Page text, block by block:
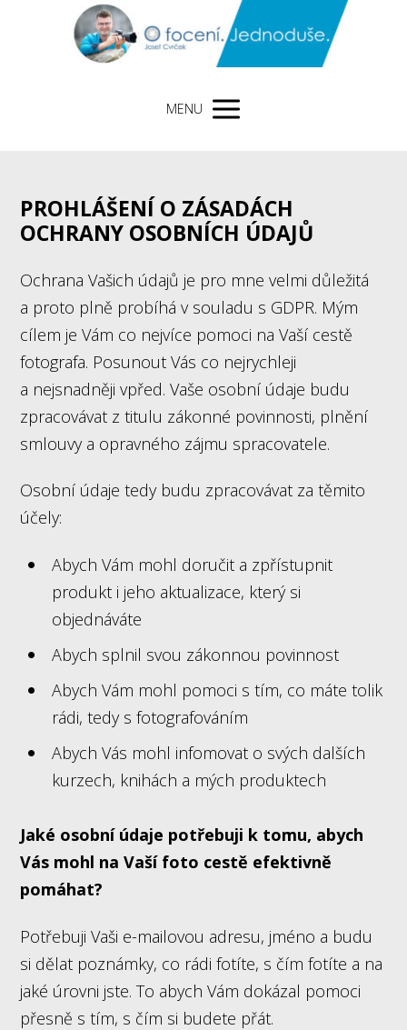
MENU
PROHLÁŠENÍ O ZÁSADÁCH
OCHRANY OSOBNÍCH ÚDAJŮ
Ochrana Vašich údajů je pro mne velmi důležitá
a proto plně probíhá v souladu s GDPR. Mým
cílem je Vám co nejvíce pomoci na Vaší cestě
fotografa. Posunout Vás co nejrychleji
a nejsnadněji vpřed. Vaše osobní údaje budu
zpracovávat z titulu zákonné povinnosti, plnění
smlouvy a opravného zájmu spracovatele.
Osobní údaje tedy budu zpracovávat za těmito
účely:
Abych Vám mohl doručit a zpřístupnit
produkt i jeho aktualizace, který si
objednáváte
Abych splnil svou zákonnou povinnost
Abych Vám mohl pomoci s tím, co máte tolik
rádi, tedy s fotografováním
Abych Vás mohl infomovat o svých dalších
kurzech, knihách a mých produktech
Jaké osobní údaje potřebuji k tomu, abych
Vás mohl na Vaší foto cestě efektivně
pomáhat?
Potřebuji Vaši e-mailovou adresu, jméno a budu
si dělat poznámky, co rádi fotíte, s čím fotíte a na
jaké úrovni jste. To abych Vám dokázal pomoci
přesně s tím, s čím si budete přát.